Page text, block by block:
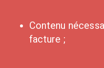
Contenu
facture ;